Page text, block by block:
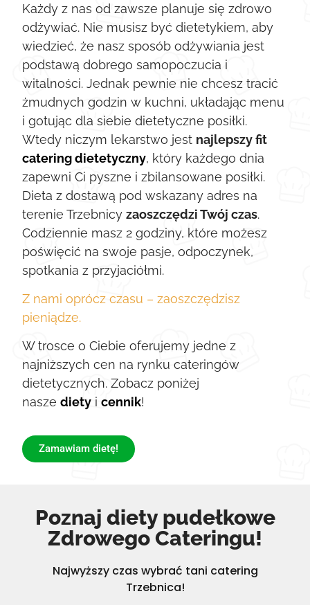
Każdy z nas od zawsze planuje się zdrowo
odżywiać. Nie musisz być dietetykiem, aby
wiedzieć, że nasz sposób odżywiania jest
podstawą dobrego samopoczucia i
witalności. Jednak pewnie nie chcesz tracić
żmudnych godzin w kuchni, układając menu
i gotując dla siebie dietetyczne posiłki.
Wtedy niczym lekarstwo jest najlepszy fit
catering dietetyczny, który każdego dnia
zapewni Ci pyszne i zbilansowane posiłki.
Dieta z dostawą pod wskazany adres na
terenie Trzebnicyzaoszczędzi Twój czas.
Codziennie masz 2 godziny, które możesz
poświęcić na swoje pasje, odpoczynek,
spotkania z przyjaciółmi.
Z nami oprócz czasu – zaoszczędzisz
pieniądze.
W trosce o Ciebie oferujemy jedne z
najniższych cen na rynku cateringów
dietetycznych. Zobacz poniżej
naszediety icennik!
Zamawiam dietę!
Poznaj diety pudełkowe
Zdrowego Cateringu!
Najwyższy czas wybrać tani catering
Trzebnica!